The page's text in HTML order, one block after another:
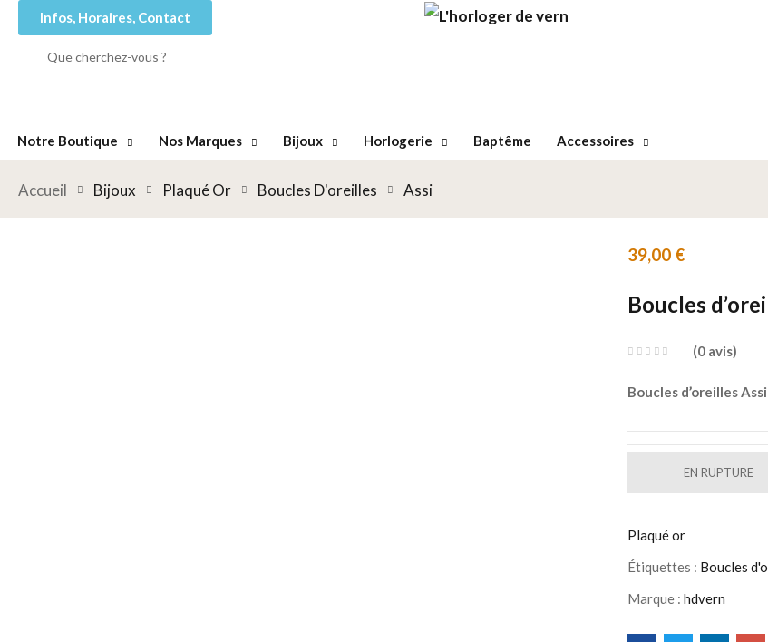
Infos, Horaires, Contact
Notre Boutique Nos Marques Bijoux Horlogerie Baptême Accessoires
Accueil Bijoux Plaqué Or Boucles D'oreilles Assi
39,00 €
Boucles
0 avis
Boucles d’oreilles
EN RUPTURE
Plaqué or
Étiquettes : Boucles
Marque : hdvern